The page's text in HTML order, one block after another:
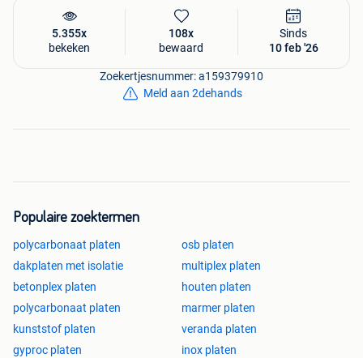
5.355x
bekeken
108x
bewaard
Sinds
10 feb '26
Zoekertjesnummer: a159379910
Meld aan 2dehands
Populaire zoektermen
polycarbonaat platen
osb platen
dakplaten met isolatie
multiplex platen
betonplex platen
houten platen
polycarbonaat platen
marmer platen
kunststof platen
veranda platen
gyproc platen
inox platen